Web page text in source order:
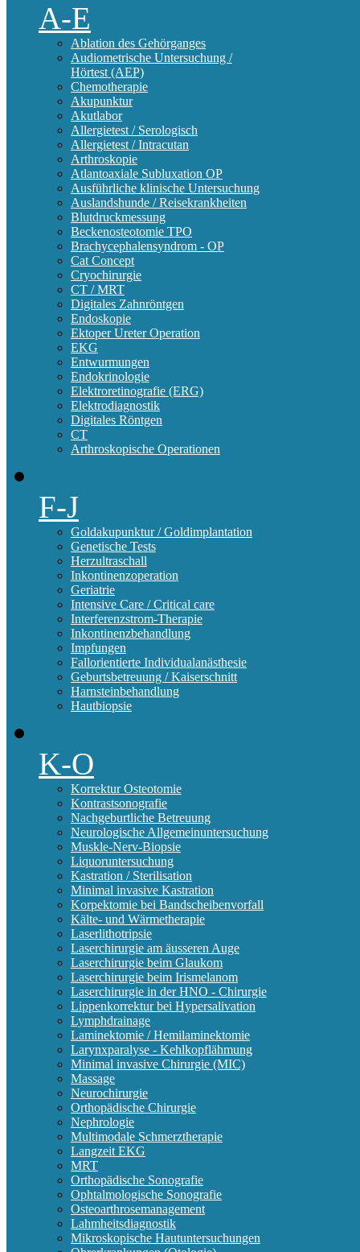
A-E
Ablation des Gehörganges
Audiometrische Untersuchung /
Hörtest (AEP)
Chemotherapie
Akupunktur
Akutlabor
Allergietest / Serologisch
Allergietest / Intracutan
Arthroskopie
Atlantoaxiale Subluxation OP
Ausführliche klinische Untersuchung
Auslandshunde / Reisekrankheiten
Blutdruckmessung
Beckenosteotomie TPO
Brachycephalensyndrom - OP
Cat Concept
Cryochirurgie
CT / MRT
Digitales Zahnröntgen
Endoskopie
Ektoper Ureter Operation
EKG
Entwurmungen
Endokrinologie
Elektroretinografie (ERG)
Elektrodiagnostik
Digitales Röntgen
CT
Arthroskopische Operationen
F-J
Goldakupunktur / Goldimplantation
Genetische Tests
Herzultraschall
Inkontinenzoperation
Geriatrie
Intensive Care / Critical care
Interferenzstrom-Therapie
Inkontinenzbehandlung
Impfungen
Fallorientierte Individualanästhesie
Geburtsbetreuung / Kaiserschnitt
Harnsteinbehandlung
Hautbiopsie
K-O
Korrektur Osteotomie
Kontrastsonografie
Nachgeburtliche Betreuung
Neurologische Allgemeinuntersuchung
Muskle-Nerv-Biopsie
Liquoruntersuchung
Kastration / Sterilisation
Minimal invasive Kastration
Korpektomie bei Bandscheibenvorfall
Kälte- und Wärmetherapie
Laserlithotripsie
Laserchirurgie am äusseren Auge
Laserchirurgie beim Glaukom
Laserchirurgie beim Irismelanom
Laserchirurgie in der HNO - Chirurgie
Lippenkorrektur bei Hypersalivation
Lymphdrainage
Laminektomie / Hemilaminektomie
Larynxparalyse - Kehlkopflähmung
Minimal invasive Chirurgie (MIC)
Massage
Neurochirurgie
Orthopädische Chirurgie
Nephrologie
Multimodale Schmerztherapie
Langzeit EKG
MRT
Orthopädische Sonografie
Ophtalmologische Sonografie
Osteoarthrosemanagement
Lahmheitsdiagnostik
Mikroskopische Hautuntersuchungen